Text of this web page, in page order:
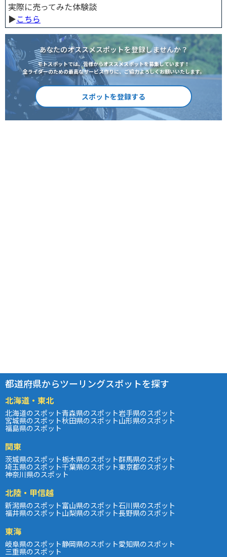
実際に売ってみた体験談
▶︎こちら
あなたのオススメスポットを登録しませんか？
モトスポットでは、皆様からオススメスポットを募集しています！
全ライダーのための最高なサービス作りに、ご協力よろしくお願いいたします。
スポットを登録する
都道府県からツーリングスポットを探す
北海道・東北
北海道のスポット青森県のスポット岩手県のスポット
宮城県のスポット秋田県のスポット山形県のスポット
福島県のスポット
関東
茨城県のスポット栃木県のスポット群馬県のスポット
埼玉県のスポット千葉県のスポット東京都のスポット
神奈川県のスポット
北陸・甲信越
新潟県のスポット富山県のスポット石川県のスポット
福井県のスポット山梨県のスポット長野県のスポット
東海
岐阜県のスポット静岡県のスポット愛知県のスポット
三重県のスポット